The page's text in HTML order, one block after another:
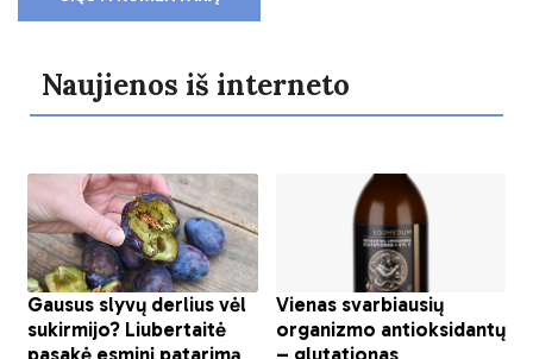
Naujienos iš interneto